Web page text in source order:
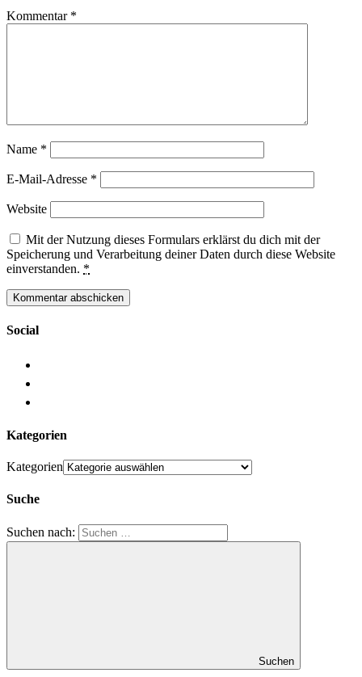
Kommentar *
Name *
E-Mail-Adresse *
Website
Mit der Nutzung dieses Formulars erklärst du dich mit der
Speicherung und Verarbeitung deiner Daten durch diese Website
einverstanden. *
Social
Kategorien
Kategorien
Suche
Suchen nach:
Suchen